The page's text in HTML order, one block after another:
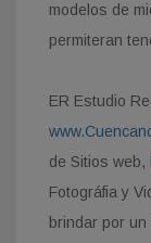
modelos de
permiteran
ER Estudio
de Sitios web,
Fotográfia y
brindar por